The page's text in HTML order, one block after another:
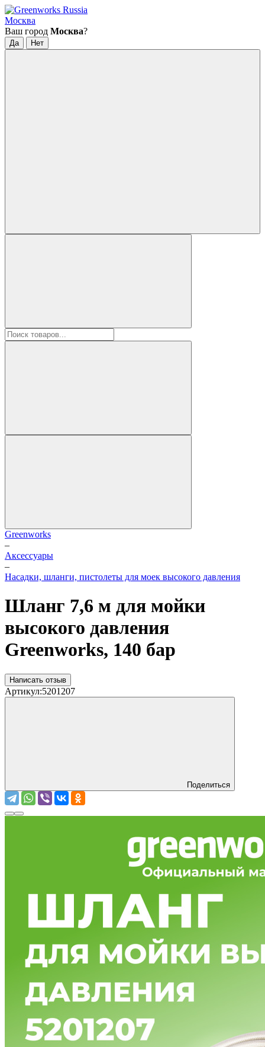
Москва
Ваш город Москва?
Greenworks
–
Аксессуары
–
Насадки, шланги, пистолеты для моек высокого давления
Шланг 7,6 м для мойки
высокого давления
Greenworks, 140 бар
Написать отзыв
Артикул:5201207
Поделиться